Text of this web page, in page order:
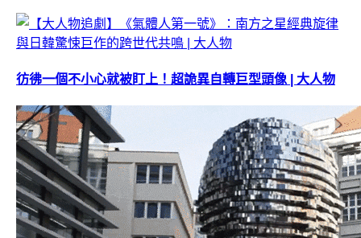
彷彿一個不小心就被盯上！超詭異自轉巨型頭像 | 大人物